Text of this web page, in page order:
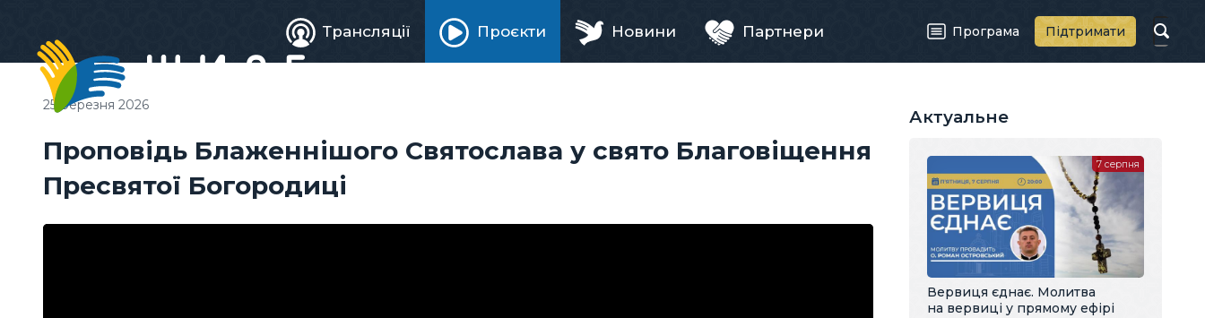
Живе
телебачення
Трансляції Проєкти Новини Партнери Програма Підтримати
Проповідь Блаженнішого Святослава у свято Благовіщення
Пресвятої Богородиці
25 березня 2026
Актуальне
Вервиця єднає. Молитва
на вервиці у прямому ефірі
7 серпня